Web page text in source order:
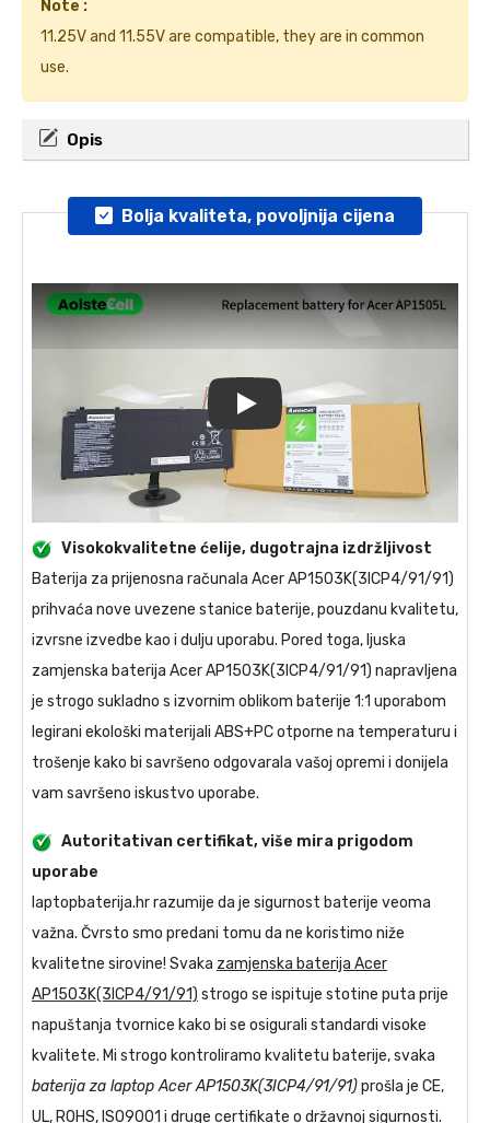
Note :
11.25V and 11.55V are compatible, they are in common
use.
Opis
Bolja kvaliteta, povoljnija cijena
Visokokvalitetne ćelije, dugotrajna izdržljivost
Baterija za prijenosna računala Acer AP1503K(3ICP4/91/91)
prihvaća nove uvezene stanice baterije, pouzdanu kvalitetu,
izvrsne izvedbe kao i dulju uporabu. Pored toga, ljuska
zamjenska baterija Acer AP1503K(3ICP4/91/91) napravljena
je strogo sukladno s izvornim oblikom baterije 1:1 uporabom
legirani ekološki materijali ABS+PC otporne na temperaturu i
trošenje kako bi savršeno odgovarala vašoj opremi i donijela
vam savršeno iskustvo uporabe.
Autoritativan certifikat, više mira prigodom
uporabe
laptopbaterija.hr razumije da je sigurnost baterije veoma
važna. Čvrsto smo predani tomu da ne koristimo niže
kvalitetne sirovine! Svaka zamjenska baterija Acer
AP1503K(3ICP4/91/91) strogo se ispituje stotine puta prije
napuštanja tvornice kako bi se osigurali standardi visoke
kvalitete. Mi strogo kontroliramo kvalitetu baterije, svaka
baterija za laptop Acer AP1503K(3ICP4/91/91)prošla je CE,
UL, ROHS, ISO9001 i druge certifikate o državnoj sigurnosti.